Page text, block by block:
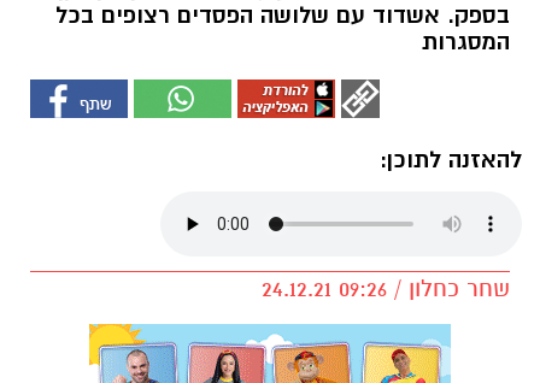
בספק. אשדוד עם שלושה הפסדים רצופים בכל
המסגרות
להאזנה לתוכן:
שחר כחלון / 09:26 24.12.21